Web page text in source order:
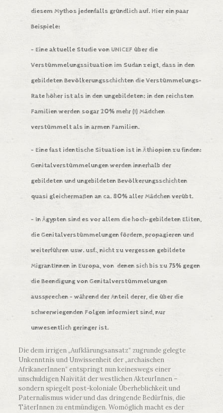
diesem Mythos jedenfalls gründlich auf. Hier ein paar
Beispiele:
– Eine aktuelle Studie von UNICEF über die
Verstümmelungssituation im Sudanzeigt, dass in den
gebildeten Bevölkerungsschichten die Verstümmelungs-
Rate höher ist als in den ungebildeten; in den reichsten
Familien werden sogar 20% mehr (!) Mädchen
verstümmelt als in armen Familien.
– Eine fast identische Situation ist in Äthiopienzu finden:
Genitalverstümmelungen werden innerhalb der
gebildeten und ungebildeten Bevölkerungsschichten
quasi gleichermaßen an ca. 80% aller Mädchen verübt.
– In Ägyptensind es vor allem die hoch-gebildeten Eliten,
die Genitalverstümmelungen fördern, propagieren und
weiterführen usw. usf., nicht zu vergessen gebildete
MigrantInnen in Europa, von denen sich bis zu 75% gegen
die Beendigung von Genitalverstümmelungen
aussprechen – während der Anteil derer, die über die
schwerwiegenden Folgen informiert sind, nur
unwesentlich geringer ist.
Die dem irrigen „Aufklärungsansatz“ zugrunde gelegte
Unkenntnis und Unwissenheit der „archaischen
AfrikanerInnen“ entspringt nun keineswegs einer
unschuldigen Naivität der westlichen AkteurInnen –
sondern spiegelt post-koloniale Überheblichkeit und
Paternalismus wider und das dringende Bedürfnis, die
TäterInnen zu entmündigen. Womöglich macht es der